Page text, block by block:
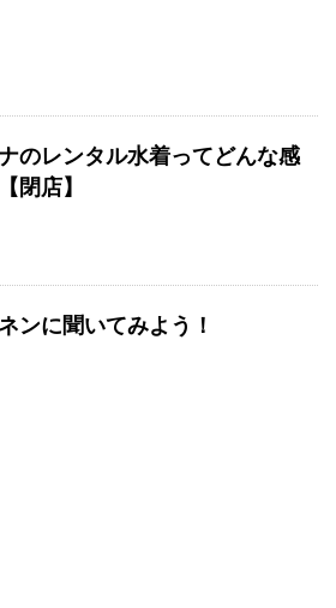
のレンタル水着ってどんな感
閉店】
ンに聞いてみよう！